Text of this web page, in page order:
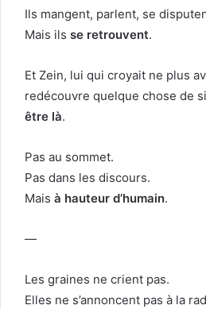
Ils mangent, parlent, se
Mais ils se retrouvent.
Et Zein, lui qui croyait ne plus
redécouvre quelque chose de
être là.
Pas au sommet.
Pas dans les discours.
Mais à hauteur d’humain.
—
Les graines ne crient pas.
Elles ne s’annoncent pas à la